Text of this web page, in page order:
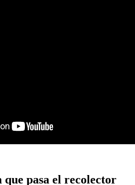
pasa el recolector